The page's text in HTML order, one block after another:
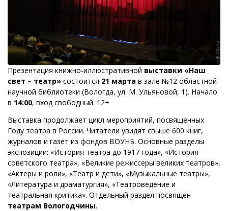
Презентация книжно-иллюстративной выставки «Наш
свет – театр» состоится 21 марта в зале №12 областной
научной библиотеки (Вологда, ул. М. Ульяновой, 1). Начало
в 14:00, вход свободный. 12+
Выставка продолжает цикл мероприятий, посвященных
Году театра в России. Читатели увидят свыше 600 книг,
журналов и газет из фондов ВОУНБ. Основные разделы
экспозиции: «История театра до 1917 года», «История
советского театра», «Великие режиссеры великих театров»,
«Актеры и роли», «Театр и дети», «Музыкальные театры»,
«Литература и драматургия», «Театроведение и
театральная критика». Отдельный раздел посвящен
театрам Вологодчины.